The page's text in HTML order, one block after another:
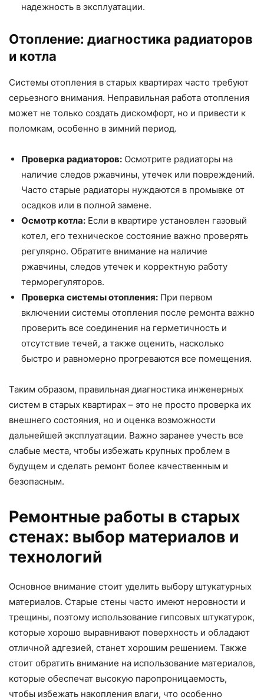
надежность в эксплуатации.
Отопление: диагностика радиаторов
и котла
Системы отопления в старых квартирах часто требуют
серьезного внимания. Неправильная работа отопления
может не только создать дискомфорт, но и привести к
поломкам, особенно в зимний период.
Проверка радиаторов: Осмотрите радиаторы на
наличие следов ржавчины, утечек или повреждений.
Часто старые радиаторы нуждаются в промывке от
осадков или в полной замене.
Осмотр котла: Если в квартире установлен газовый
котел, его техническое состояние важно проверять
регулярно. Обратите внимание на наличие
ржавчины, следов утечек и корректную работу
терморегуляторов.
Проверка системы отопления: При первом
включении системы отопления после ремонта важно
проверить все соединения на герметичность и
отсутствие течей, а также оценить, насколько
быстро и равномерно прогреваются все помещения.
Таким образом, правильная диагностика инженерных
систем в старых квартирах – это не просто проверка их
внешнего состояния, но и оценка возможности
дальнейшей эксплуатации. Важно заранее учесть все
слабые места, чтобы избежать крупных проблем в
будущем и сделать ремонт более качественным и
безопасным.
Ремонтные работы в старых
стенах: выбор материалов и
технологий
Основное внимание стоит уделить выбору штукатурных
материалов. Старые стены часто имеют неровности и
трещины, поэтому использование гипсовых штукатурок,
которые хорошо выравнивают поверхность и обладают
отличной адгезией, станет хорошим решением. Также
стоит обратить внимание на использование материалов,
которые обеспечат высокую паропроницаемость,
чтобы избежать накопления влаги, что особенно